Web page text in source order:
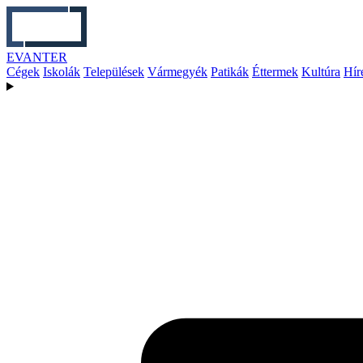
EVANTER
Cégek Iskolák Települések Vármegyék Patikák Éttermek Kultúra